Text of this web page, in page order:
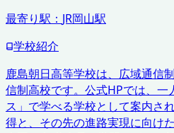
最寄り駅： JR岡山駅
学校紹介
鹿島朝日高等学校は、広域通信
信制高校です。公式HPでは、一
ス」で学べる学校として案内さ
得と、その先の進路実現に向け